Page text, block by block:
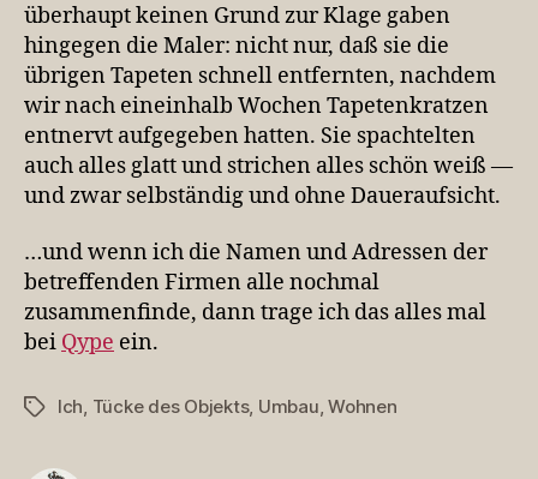
überhaupt keinen Grund zur Klage gaben
hingegen die Maler: nicht nur, daß sie die
übrigen Tapeten schnell entfernten, nachdem
wir nach eineinhalb Wochen Tapetenkratzen
entnervt aufgegeben hatten. Sie spachtelten
auch alles glatt und strichen alles schön weiß —
und zwar selbständig und ohne Daueraufsicht.
…und wenn ich die Namen und Adressen der
betreffenden Firmen alle nochmal
zusammenfinde, dann trage ich das alles mal
bei Qype ein.
Schlagwörter
Ich, Tücke des Objekts, Umbau,Wohnen